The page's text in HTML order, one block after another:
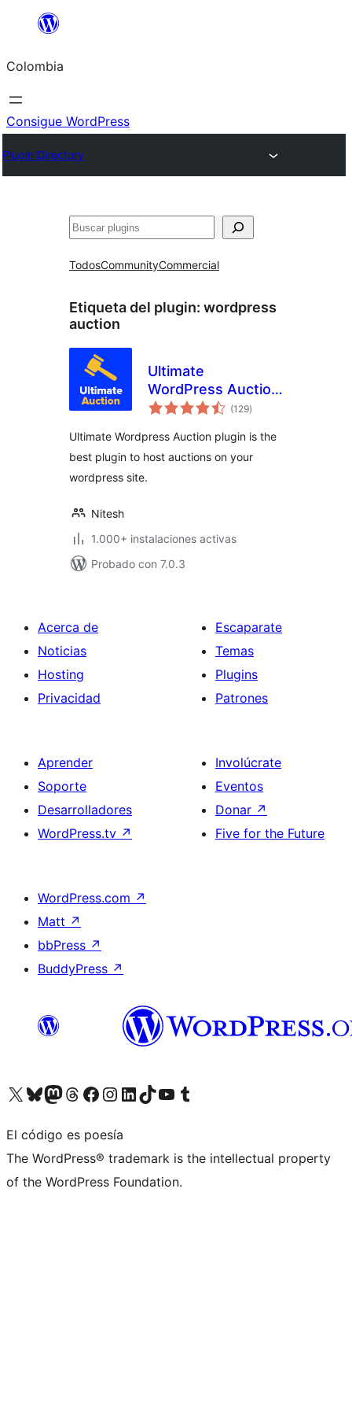
Saltar
contenido
Colombia
Consigue WordPress
Plugin Directory
Buscar
TodosCommunityCommercial
Etiqueta del plugin: wordpress
auction
Ultimate
WordPress Auction
Plugin
(129total
de
)
Ultimate Wordpress Auction plugin is the
best plugin to host auctions on your
wordpress site.
Nitesh
1.000+ instalaciones activas
Probado con 7.0.3
Acerca de
Noticias
Hosting
Privacidad
Escaparate
Temas
Plugins
Patrones
Aprender
Soporte
Desarrolladores
WordPress.tv ↗
Involúcrate
Eventos
Donar ↗
Five for the Future
WordPress.com ↗
Matt ↗
bbPress ↗
BuddyPress ↗
Visita nuestra cuenta de X (anteriormente Twitter)
Visita nuestra cuenta de Bluesky
Visita nuestra cuenta de Mastodon
Visita nuestra cuenta de Threads
Visita nuestra página de Facebook
Visita nuestra cuenta de Instagram
Visita nuestra cuenta de LinkedIn
Visita nuestra cuenta de TikTok
Visita nuestro canal de YouTube
Visita nuestra cuenta de Tumblr
El código es poesía
The WordPress® trademark is the intellectual property
of the WordPress Foundation.